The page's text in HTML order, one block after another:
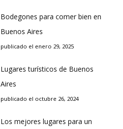
Bodegones para comer bien en
Buenos Aires
publicado el enero 29, 2025
Lugares turísticos de Buenos
Aires
publicado el octubre 26, 2024
Los mejores lugares para un